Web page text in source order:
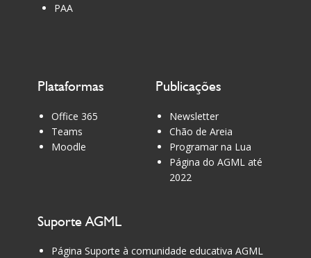
PAA
Plataformas
Office 365
Teams
Moodle
Publicações
Newsletter
Chão de Areia
Programar na Lua
Página do AGML até
2022
Suporte AGML
Página Suporte à comunidade educativa AGML